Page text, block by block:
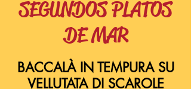
SEGUNDOS PLATOS
DE MAR
BACCALÀ IN TEMPURA SU
VELLUTATA DI SCAROLE